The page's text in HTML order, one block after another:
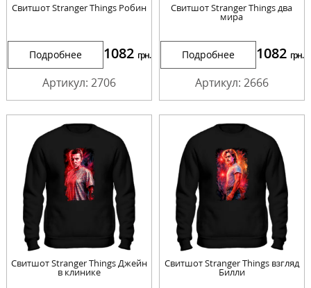
Свитшот Stranger Things Робин
Подробнее 1082 грн.
Артикул: 2706
Свитшот Stranger Things два
мира
Подробнее 1082 грн.
Артикул: 2666
Свитшот Stranger Things Джейн
в клинике
Свитшот Stranger Things взгляд
Билли